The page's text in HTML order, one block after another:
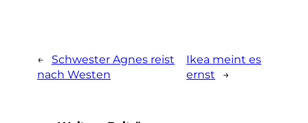
←
Schwester Agnes reist
nach Westen
Ikea meint es
ernst
→